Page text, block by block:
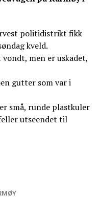
politidistrikt fikk
kveld.
men er uskadet,
gutter som var i
små, runde plastkuler
utseendet til